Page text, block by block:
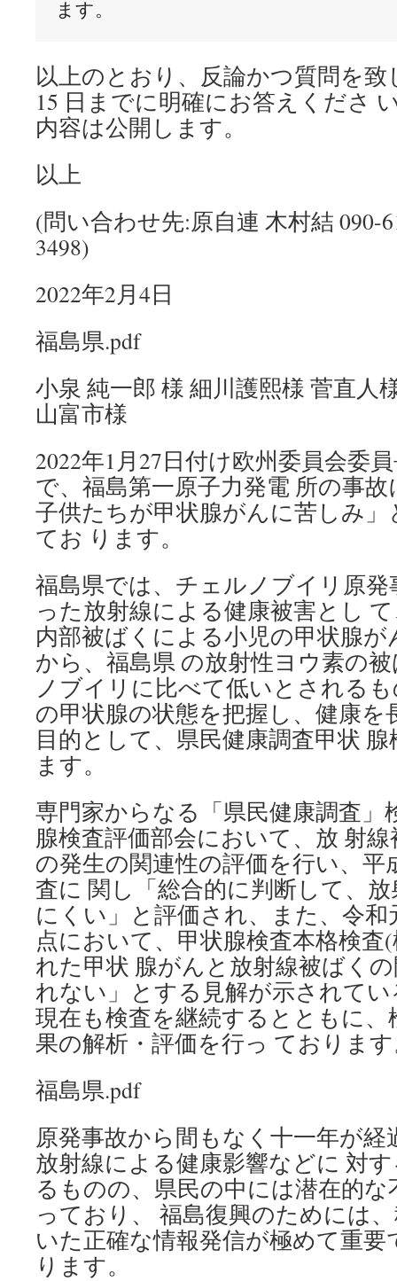
以上のとおり、反論かつ質問を致
15 日までに明確にお答えくださ
内容は公開します。
以上
(問い合わせ先:原自連 木村結 090-
3498)
2022年2月4日
福島県.pdf
小泉 純一郎 様 細川護熙様 菅直人
山富市様
2022年1月27日付け欧州委員会委
で、福島第一原子力発電 所の事
子供たちが甲状腺がんに苦しみ
てお ります。
福島県では、チェルノブイリ原
った放射線による健康被害とし
内部被ばくによる小児の甲状腺
から、福島県 の放射性ヨウ素の
ノブイリに比べて低いとされる
の甲状腺の状態を把握し、健康
目的として、県民健康調査甲状
ます。
専門家からなる「県民健康調査」
腺検査評価部会において、放 射
の発生の関連性の評価を行い、平
査に 関し「総合的に判断して、
にくい」と評価され、また、令和
点において、甲状腺検査本格検査
れた甲状 腺がんと放射線被ばく
れない」とする見解が示されて
現在も検査を継続するとともに、
果の解析・評価を行っ ておりま
福島県.pdf
原発事故から間もなく十一年が
放射線による健康影響などに 対
るものの、県民の中には潜在的
っており、 福島復興のためには
いた正確な情報発信が極めて重
ります。